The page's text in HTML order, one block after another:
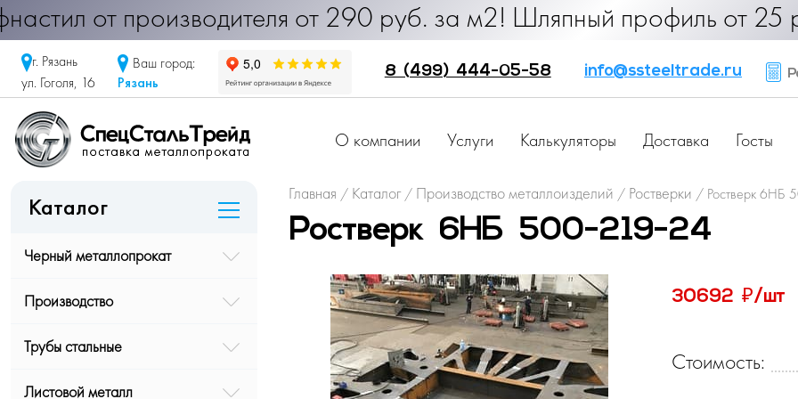
от производителя от 290 руб. за м2! Шляпный профиль
г. Рязань
ул. Гоголя, 16
Ваш город:
Рязань
8 (499) 444-05-58 info@ssteeltrade.ru
О компании Услуги Калькуляторы Доставка Госты
Каталог
Черный металлопрокат
Производство
Трубы стальные
Листовой металл
Главная / Каталог / Производство металлоизделий / Ростверки / Ростверк 6НБ
Ростверк 6НБ 500-219-24
30692 ₽/шт
Стоимость: